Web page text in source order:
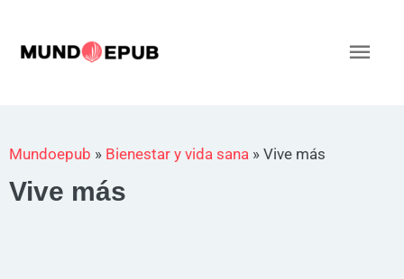
contenido
Mundoepub » Bienestar y vida sana » Vive más
Vive más